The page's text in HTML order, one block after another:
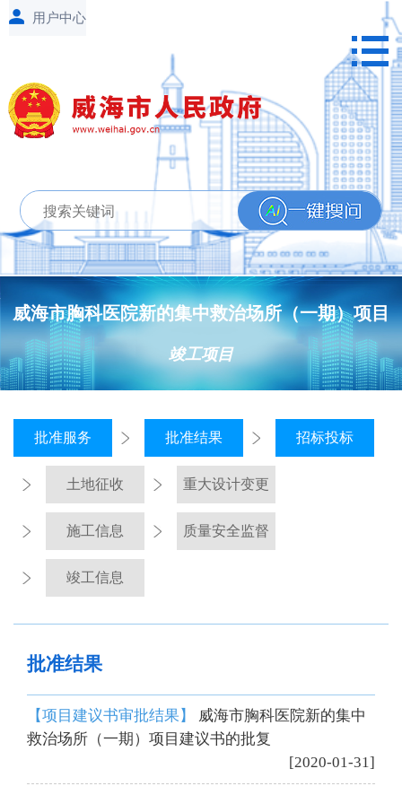
威海市胸科医院新的集中救治场所（一期）项目
竣工项目
批准服务 批准结果 招标投标
土地征收 重大设计变更
施工信息 质量安全监督
竣工信息
批准结果
【项目建议书审批结果】 威海市胸科医院新的集中
救治场所（一期）项目建议书的批复
[2020-01-31]